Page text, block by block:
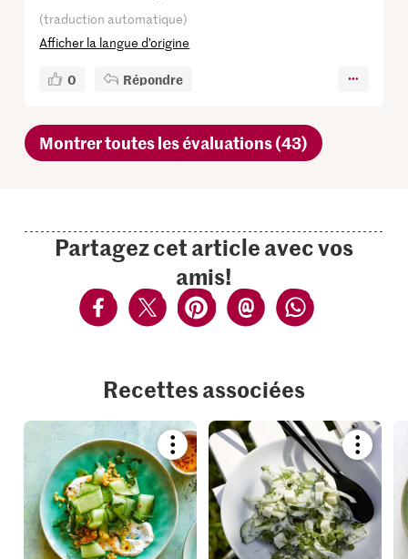
(traduction automatique)
Afficher la langue d’origine
0 Répondre
Montrer toutes les évaluations (43)
Partagez cet article avec vos
amis!
Recettes associées
Bookmark
recipe
or
add
it
to
your
collections.
recipe
add
it
to
your